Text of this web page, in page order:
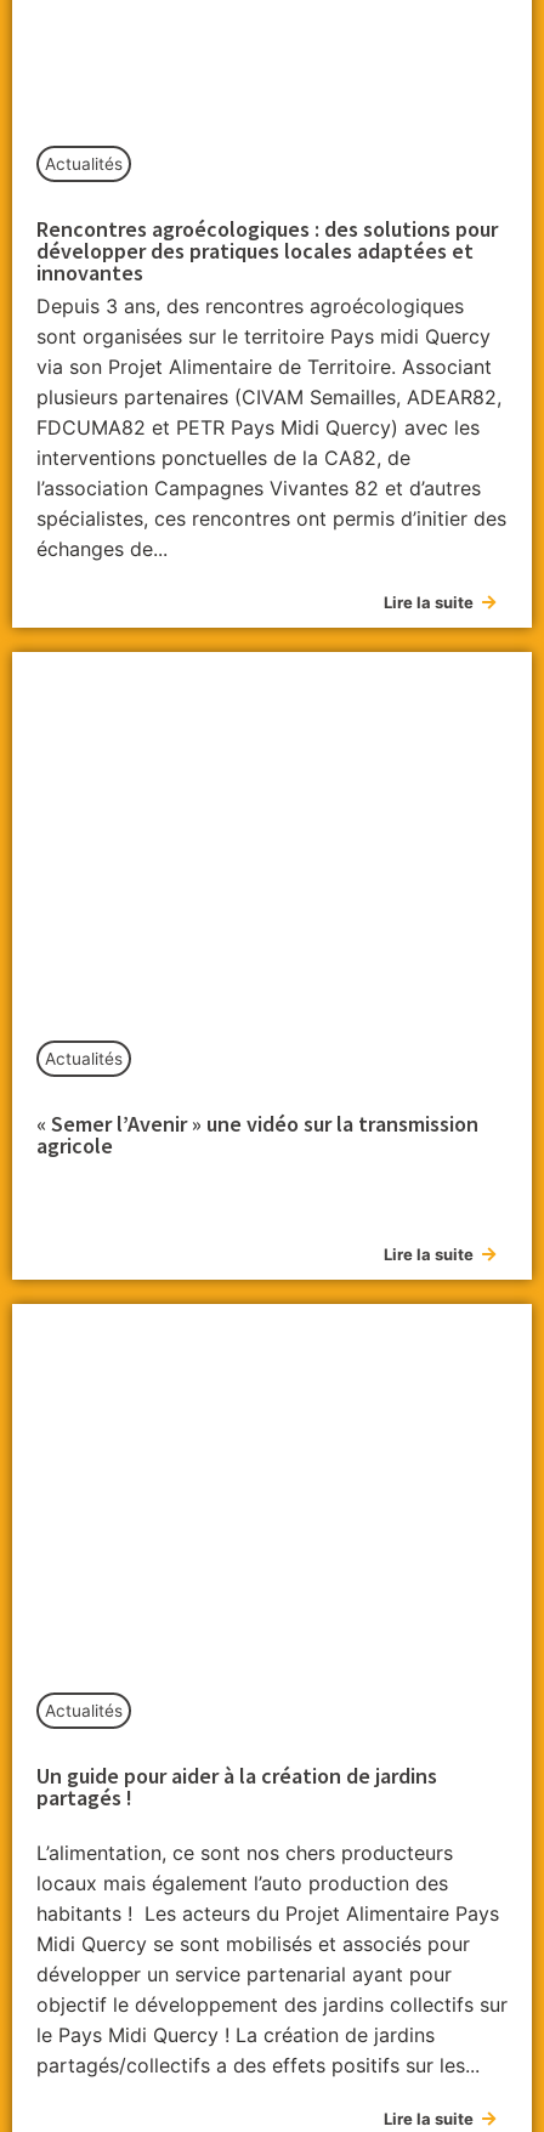
Actualités
Rencontres agroécologiques : des solutions pour
développer des pratiques locales adaptées et
innovantes
Depuis 3 ans, des rencontres agroécologiques
sont organisées sur le territoire Pays midi Quercy
via son Projet Alimentaire de Territoire. Associant
plusieurs partenaires (CIVAM Semailles, ADEAR82,
FDCUMA82 et PETR Pays Midi Quercy) avec les
interventions ponctuelles de la CA82, de
l’association Campagnes Vivantes 82 et d’autres
spécialistes, ces rencontres ont permis d’initier des
échanges de...
Lire la suite
Actualités
« Semer l’Avenir » une vidéo sur la transmission
agricole
Lire la suite
Actualités
Un guide pour aider à la création de jardins
partagés !
L’alimentation, ce sont nos chers producteurs
locaux mais également l’auto production des
habitants ! Les acteurs du Projet Alimentaire Pays
Midi Quercy se sont mobilisés et associés pour
développer un service partenarial ayant pour
objectif le développement des jardins collectifs sur
le Pays Midi Quercy ! La création de jardins
partagés/collectifs a des effets positifs sur les...
Lire la suite